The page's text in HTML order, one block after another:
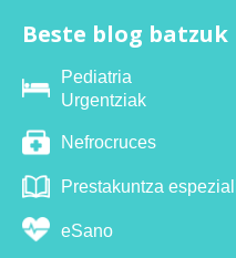
Beste blog batzuk
Pediatria
Urgentziak
Nefrocruces
Prestakuntza
eSano